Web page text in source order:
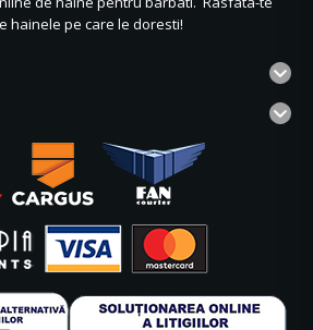
hainele pe care le doresti!